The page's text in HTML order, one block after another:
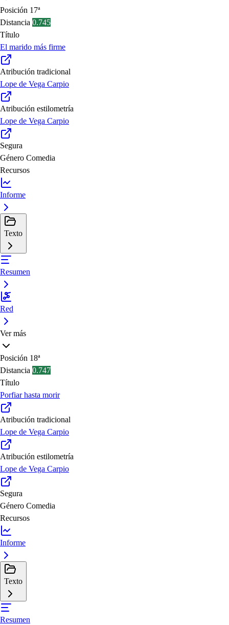
Posición 17ª
Distancia 0.745
Título
El marido más firme
Atribución tradicional
Lope de Vega Carpio
Atribución estilometría
Lope de Vega Carpio
Segura
Género Comedia
Recursos
Informe
Texto
Resumen
Red
Ver más
Posición 18ª
Distancia 0.747
Título
Porfiar hasta morir
Atribución tradicional
Lope de Vega Carpio
Atribución estilometría
Lope de Vega Carpio
Segura
Género Comedia
Recursos
Informe
Texto
Resumen